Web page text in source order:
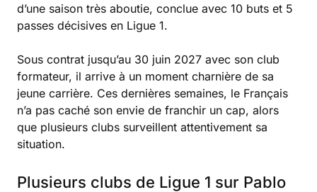
d’une saison très aboutie, conclue avec 10 buts et 5
passes décisives en Ligue 1.
Sous contrat jusqu’au 30 juin 2027 avec son club
formateur, il arrive à un moment charnière de sa
jeune carrière. Ces dernières semaines, le Français
n’a pas caché son envie de franchir un cap, alors
que plusieurs clubs surveillent attentivement sa
situation.
Plusieurs clubs de Ligue 1 sur Pablo